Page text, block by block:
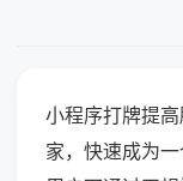
小程序打牌提
家，快速成为